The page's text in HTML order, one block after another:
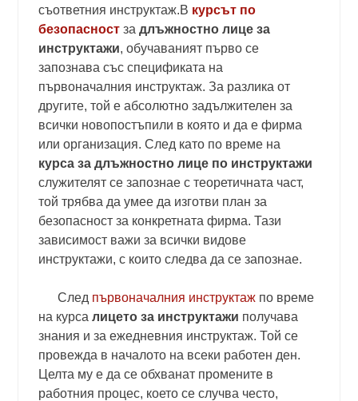
съответния инструктаж.В курсът по
безопасност за длъжностно лице за
инструктажи, обучаваният първо се
запознава със спецификата на
първоначалния инструктаж. За разлика от
другите, той е абсолютно задължителен за
всички новопостъпили в която и да е фирма
или организация. След като по време на
курса за длъжностно лице по инструктажи
служителят се запознае с теоретичната част,
той трябва да умее да изготви план за
безопасност за конкретната фирма. Тази
зависимост важи за всички видове
инструктажи, с които следва да се запознае.
След първоначалния инструктаж по време
на курсалицето за инструктажи получава
знания и за ежедневния инструктаж. Той се
провежда в началото на всеки работен ден.
Целта му е да се обхванат промените в
работния процес, което се случва често,